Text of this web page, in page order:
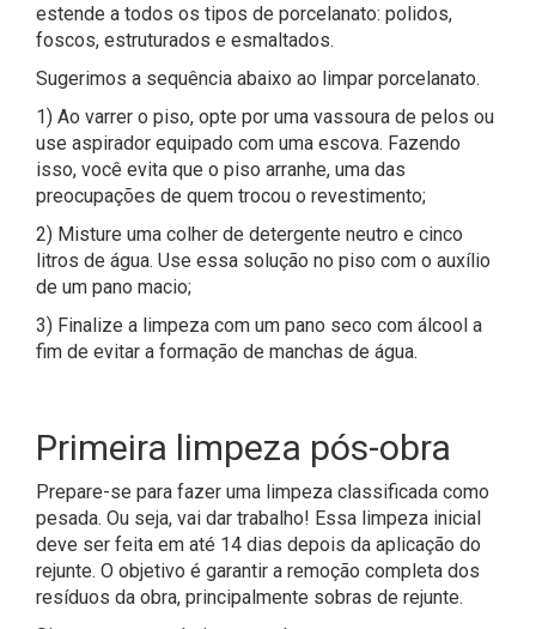
estende a todos os tipos de porcelanato: polidos,
foscos, estruturados e esmaltados.
Sugerimos a sequência abaixo ao limpar porcelanato.
1) Ao varrer o piso, opte por uma vassoura de pelos ou
use aspirador equipado com uma escova. Fazendo
isso, você evita que o piso arranhe, uma das
preocupações de quem trocou o revestimento;
2) Misture uma colher de detergente neutro e cinco
litros de água. Use essa solução no piso com o auxílio
de um pano macio;
3) Finalize a limpeza com um pano seco com álcool a
fim de evitar a formação de manchas de água.
Primeira limpeza pós-obra
Prepare-se para fazer uma limpeza classificada como
pesada. Ou seja, vai dar trabalho! Essa limpeza inicial
deve ser feita em até 14 dias depois da aplicação do
rejunte. O objetivo é garantir a remoção completa dos
resíduos da obra, principalmente sobras de rejunte.